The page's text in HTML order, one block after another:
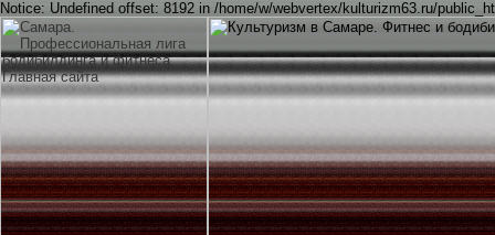
Notice: Undefined offset: 8192 in /home/w/webvertex/kulturizm63.ru/